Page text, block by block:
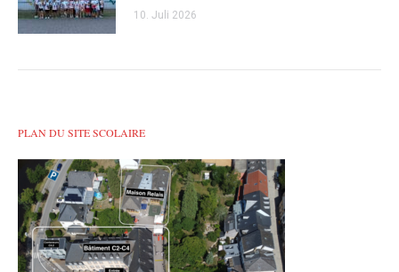
10. Juli 2026
PLAN DU SITE SCOLAIRE